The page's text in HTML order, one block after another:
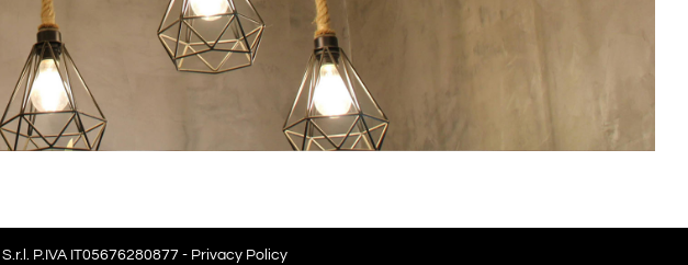
P.IVA IT05676280877 - Privacy Policy